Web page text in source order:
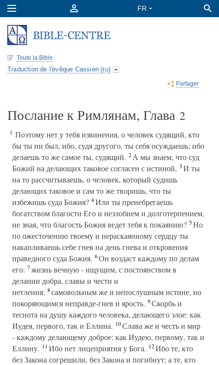
Toute la Bible
Traduction de l'évêque Cassien (ru)
Partager
Послание к Римлянам, Глава 2
1 Поэтому нет у тебя извинения, о человек судящий, кто
бы ты ни был, ибо, судя другого, ты себя осуждаешь; ибо
делаешь то же самое ты, судящий. 2А мы знаем, что суд
Божий на делающих таковое согласен с истиной, 3И ты
на то рассчитываешь, о человек, который судишь
делающих таковое и сам то же творишь, что ты
избежишь суда Божия? 4Или ты пренебрегаешь
богатством благости Его и незлобием и долготерпением,
не зная, что благость Божия ведет тебя к покаянию? 5Но
по ожесточению твоему и нераскаянному сердцу ты
накапливаешь себе гнев на день гнева и откровения
праведного суда Божия. 6Он воздаст каждому по делам
его: 7жизнь вечную - ищущим, с постоянством в
делании добра, славы и чести и
нетления; 8самовольным же и непослушным истине, но
покоряющимся неправде-гнев и ярость. 9Скорбь и
теснота на душу каждого человека, делающего злое: как
Иудея, первого, так и Еллина. 10Слава же и честь и мир
- каждому делающему доброе: как Иудею, первому, так и
Еллину. 11Ибо нет лицеприятия у Бога. 12Ибо те, кто
без Закона согрешили, без Закона и погибнут; а те, кто